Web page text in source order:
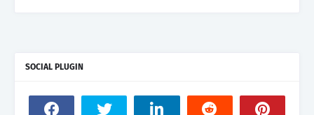
SOCIAL PLUGIN